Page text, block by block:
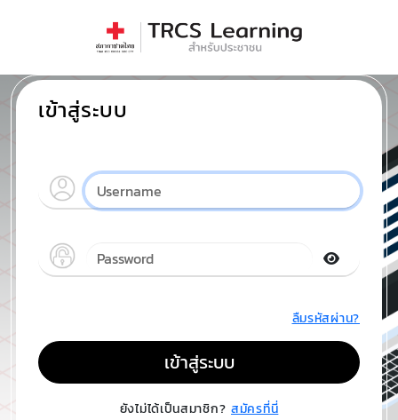
เข้าสู่ระบบ
ลืมรหัสผ่าน?
เข้าสู่ระบบ
ยังไม่ได้เป็นสมาชิก? สมัครที่นี่